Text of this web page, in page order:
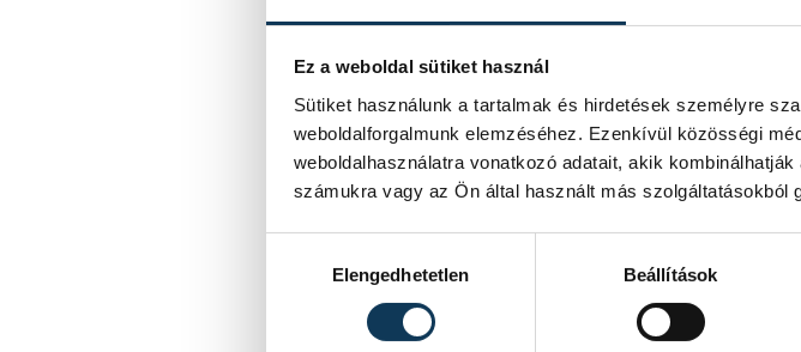
Ez a weboldal sütiket használ
Sütiket használunk a tartalmak és hirdetések személyre
weboldalforgalmunk elemzéséhez. Ezenkívül közösségi
weboldalhasználatra vonatkozó adatait, akik
számukra vagy az Ön által használt más szolgáltatásokból
Elengedhetetlen
Beállítások